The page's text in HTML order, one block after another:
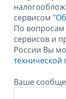
сервисом
По вопросам
сервисов и
России Вы
Ваше